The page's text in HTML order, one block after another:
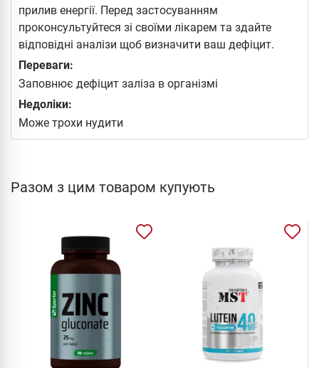
прилив енергії. Перед застосуванням
проконсультуйтеся зі своїми лікарем та здайте
відповідні аналізи щоб визначити ваш дефіцит.
Переваги:
Заповнює дефіцит заліза в організмі
Недоліки:
Може трохи нудити
Разом з цим товаром купують